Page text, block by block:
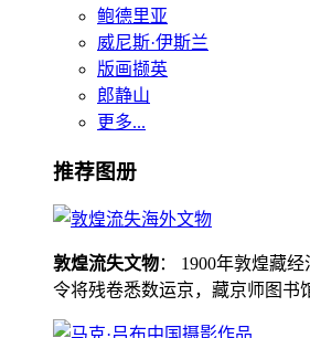
鲍德里亚
威尼斯·伊斯兰
版画撷英
郎静山
更多...
推荐图册
敦煌流失文物： 1900年敦煌藏
令将残卷悉数运京，藏京师图书